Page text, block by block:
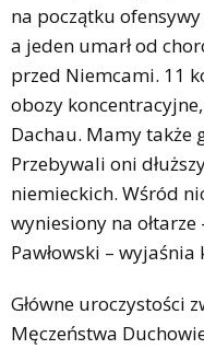
na początku
a jeden umarł od
przed Niemcami. 11
obozy
Dachau. Mamy także
Przebywali oni
niemieckich. Wśród
wyniesiony na ołtarze
Pawłowski –
Główne uroczystości
Męczeństwa